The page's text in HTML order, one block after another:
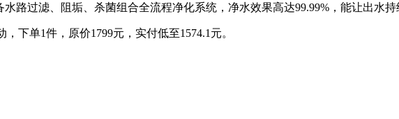
路过滤、阻垢、杀菌组合全流程净化系统，净水效果高达99.99%，能让出水持
下单1件，原价1799元，实付低至1574.1元。